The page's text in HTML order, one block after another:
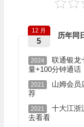
历年同
12 月
5
2024
联通银龙
量+100分钟通话
2021
山姆会员
荐
2021
十大江浙
去看看